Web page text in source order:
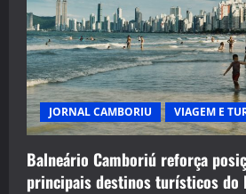
JORNAL CAMBORIU VIAGEM E
Balneário Camboriú reforça
principais destinos turísticos do